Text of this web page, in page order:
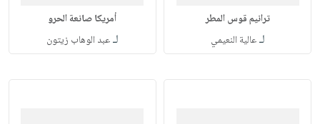
ترانيم قوس المطر
لـعالية النعيمي
أمريكا صانعة الحرو
لـعبد الوهاب زيتون